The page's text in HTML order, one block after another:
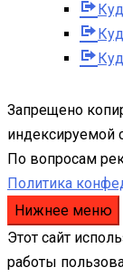
Запрещено
индексируемой
По вопросам
Политика
Нижнее меню
Этот сайт
работы